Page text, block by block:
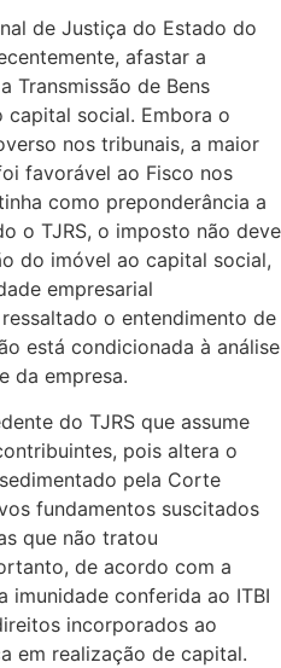
de Justiça do Estado do
afastar a
Transmissão de Bens
capital social. Embora o
nos tribunais, a maior
favorável ao Fisco nos
como preponderância a
o TJRS, o imposto não deve
do imóvel ao capital social,
empresarial
o entendimento de
está condicionada à análise
da empresa.
do TJRS que assume
pois altera o
pela Corte
fundamentos suscitados
que não tratou
de acordo com a
imunidade conferida ao ITBI
incorporados ao
em realização de capital.